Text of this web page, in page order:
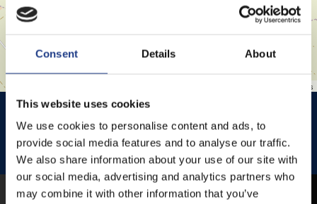
Consent Details About
This website uses cookies
We use cookies to personalise content and ads, to
provide social media features and to analyse our traffic.
We also share information about your use of our site with
our social media, advertising and analytics partners who
may combine it with other information that you’ve
contributors
HISTÓRIA KERT HISTÓRIA KERT ESŐHELYSZÍNE
JEZSUITA TEMPLOM JEZSUITA TEMPLOMKERT ESŐHELYSZÍNE
ROZÉ, RIZLING, JAZZ FESZTIVÁL